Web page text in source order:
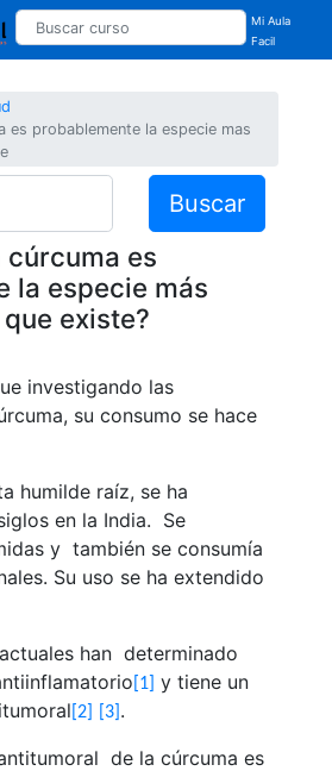
Mi Aula
Facil
es probablemente la especie mas
Buscar
cúrcuma es
la especie más
existe?
investigando las
su consumo se hace
humilde raíz, se ha
en la India. Se
y también se consumía
Su uso se ha extendido
han determinado
[1]
y tiene un
[2] [3] .
de la cúrcuma es